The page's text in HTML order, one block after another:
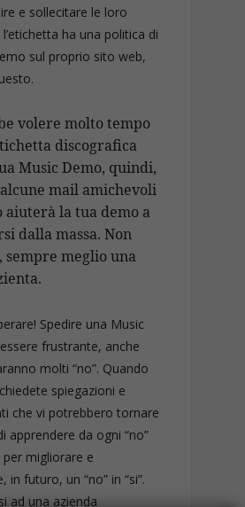
e sollecitare le loro
ha una politica di
sul proprio sito web,
volere molto tempo
discografica
Music Demo, quindi,
mail amichevoli
aiuterà la tua demo a
dalla massa. Non
sempre meglio una
Spedire una Music
frustrante, anche
molti “no”. Quando
spiegazioni e
che vi potrebbero tornare
apprendere da ogni “no”
per migliorare e
in futuro, un “no” in “si”.
ad una azienda